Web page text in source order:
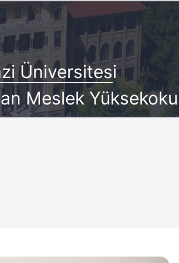
Üniversitesi
Meslek